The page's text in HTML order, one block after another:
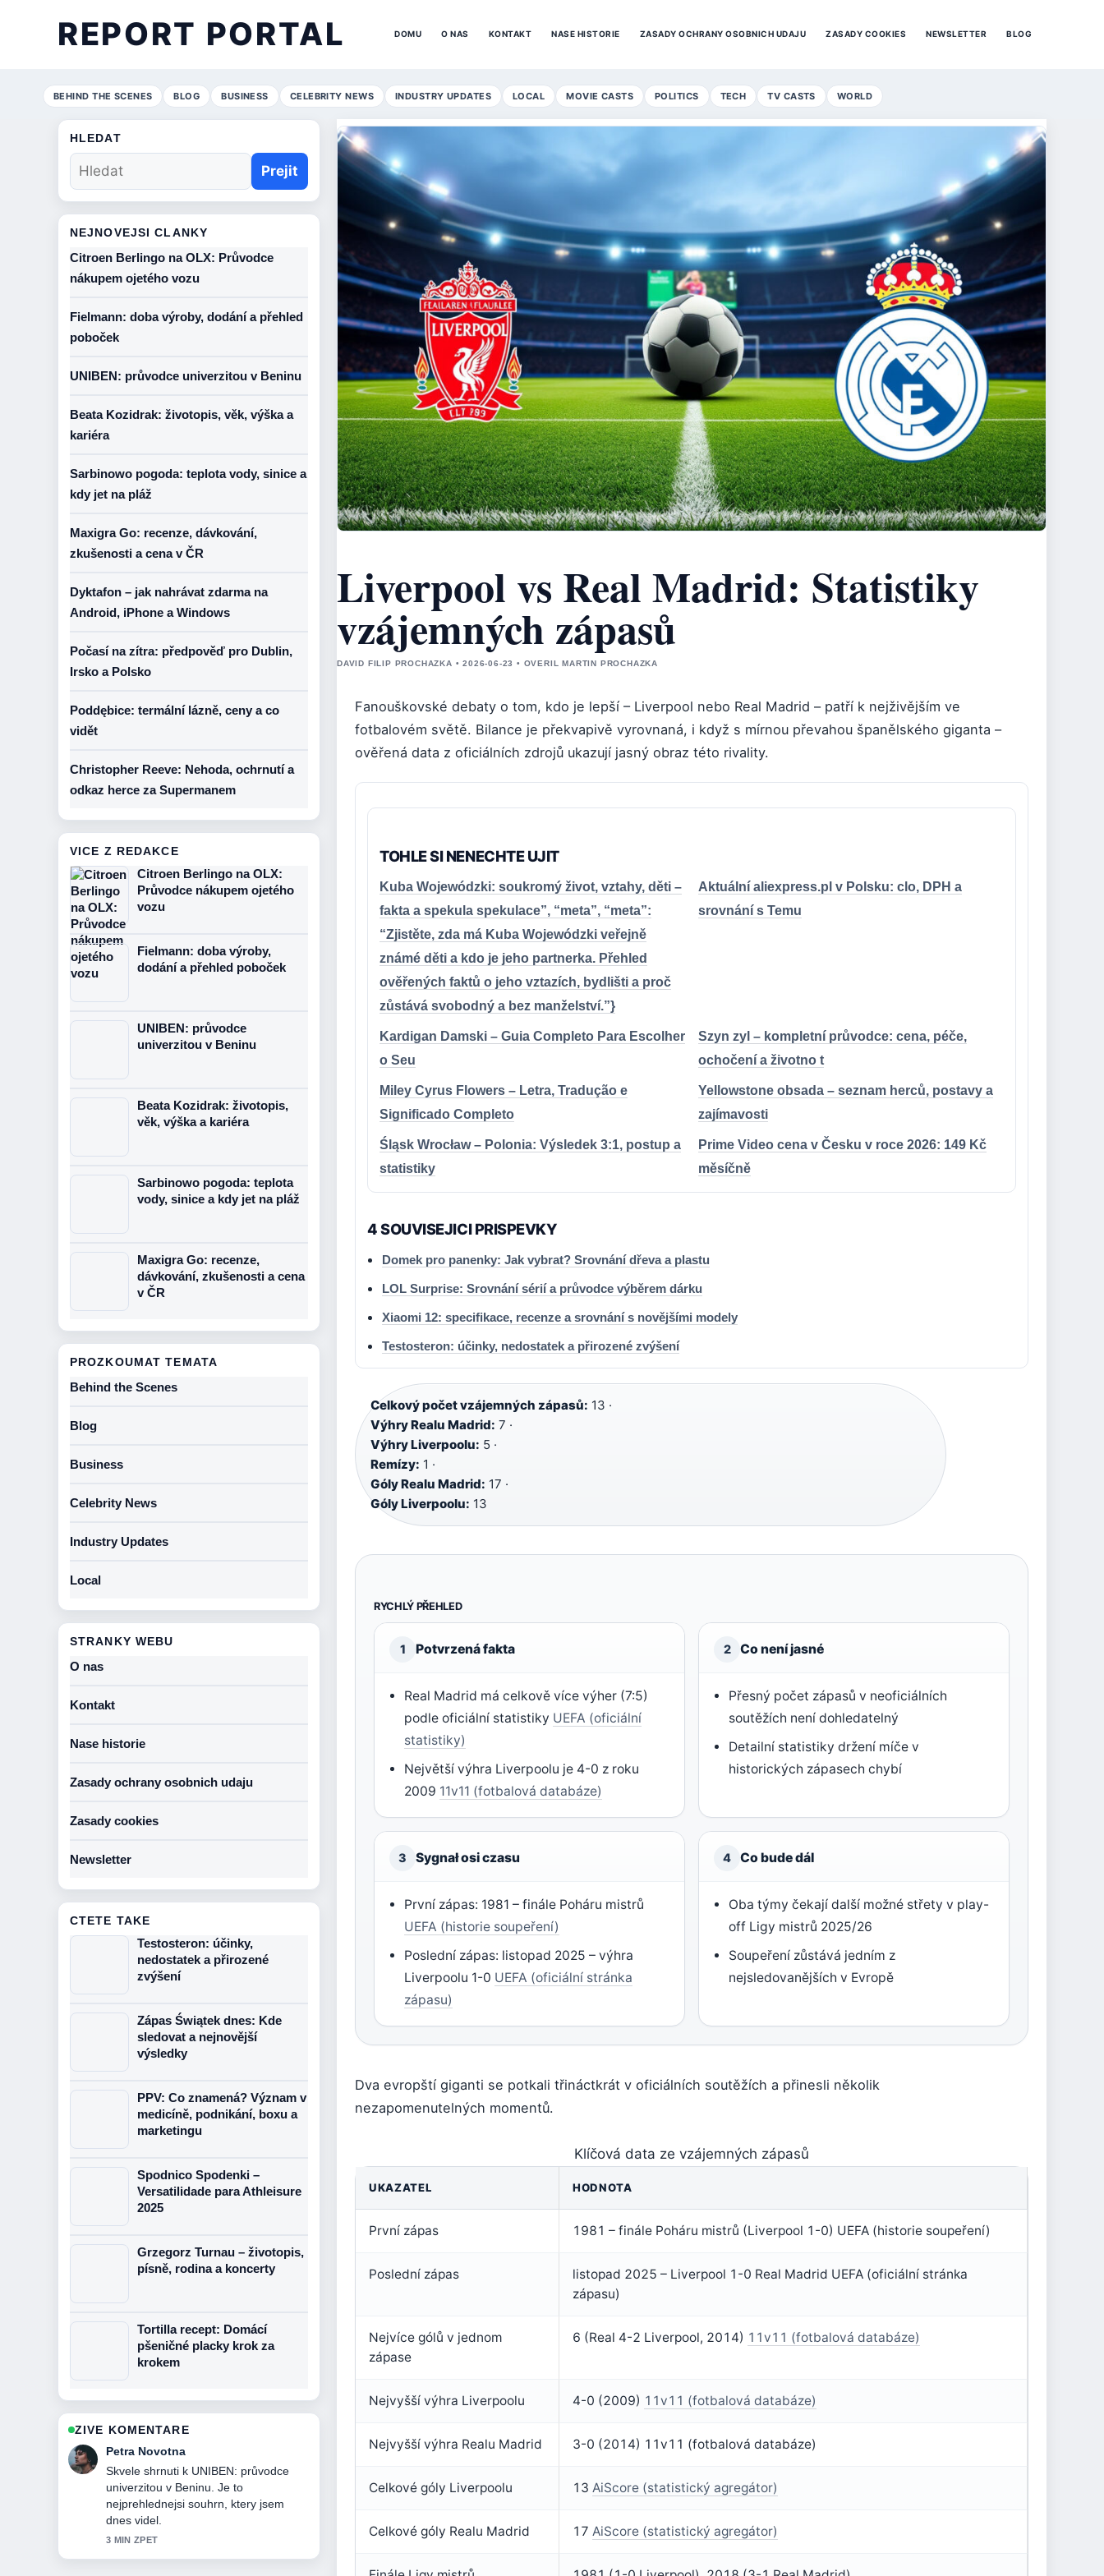
REPORT PORTAL DOMU O NAS KONTAKT NASE HISTORIE ZASADY OCHRANY OSOBNICH UDAJU ZASADY COOKIES NEWSLETTER BLOG
BEHIND THE SCENES BLOG BUSINESS CELEBRITY NEWS INDUSTRY UPDATES LOCAL MOVIE CASTS POLITICS TECH TV CASTS WORLD
Liverpool vs Real Madrid: Statistiky
vzájemných zápasů
DAVID FILIP PROCHAZKA • 2026-06-23 • OVERIL MARTIN PROCHAZKA
Fanouškovské debaty o tom, kdo je lepší – Liverpool nebo Real Madrid – patří k nejživějším ve
fotbalovém světě. Bilance je překvapivě vyrovnaná, i když s mírnou převahou španělského giganta –
ověřená data z oficiálních zdrojů ukazují jasný obraz této rivality.
TOHLE SI NENECHTE UJIT
Kuba Wojewódzki: soukromý život, vztahy, děti –
fakta a spekula spekulace”, “meta”, “meta”:
“Zjistěte, zda má Kuba Wojewódzki veřejně
známé děti a kdo je jeho partnerka. Přehled
ověřených faktů o jeho vztazích, bydlišti a proč
zůstává svobodný a bez manželství.”}
Aktuální aliexpress.pl v Polsku: clo, DPH a
srovnání s Temu
Kardigan Damski – Guia Completo Para Escolher
o Seu
Szyn zyl – kompletní průvodce: cena, péče,
ochočení a životno t
Miley Cyrus Flowers – Letra, Tradução e
Significado Completo
Yellowstone obsada – seznam herců, postavy a
zajímavosti
Śląsk Wrocław – Polonia: Výsledek 3:1, postup a
statistiky
Prime Video cena v Česku v roce 2026: 149 Kč
měsíčně
4 SOUVISEJICI PRISPEVKY
Domek pro panenky: Jak vybrat? Srovnání dřeva a plastu
LOL Surprise: Srovnání sérií a průvodce výběrem dárku
Xiaomi 12: specifikace, recenze a srovnání s novějšími modely
Testosteron: účinky, nedostatek a přirozené zvýšení
Celkový počet vzájemných zápasů: 13 ·
Výhry Realu Madrid: 7 ·
Výhry Liverpoolu: 5 ·
Remízy: 1 ·
Góly Realu Madrid: 17 ·
Góly Liverpoolu: 13
RYCHLÝ PŘEHLED
1 Potvrzená fakta
Real Madrid má celkově více výher (7:5)
podle oficiální statistiky UEFA (oficiální
statistiky)
Největší výhra Liverpoolu je 4-0 z roku
2009 11v11 (fotbalová databáze)
2 Co není jasné
Přesný počet zápasů v neoficiálních
soutěžích není dohledatelný
Detailní statistiky držení míče v
historických zápasech chybí
3 Sygnał osi czasu
První zápas: 1981 – finále Poháru mistrů
UEFA (historie soupeření)
Poslední zápas: listopad 2025 – výhra
Liverpoolu 1-0 UEFA (oficiální stránka
zápasu)
4 Co bude dál
Oba týmy čekají další možné střety v play-
off Ligy mistrů 2025/26
Soupeření zůstává jedním z
nejsledovanějších v Evropě
Dva evropští giganti se potkali třináctkrát v oficiálních soutěžích a přinesli několik
nezapomenutelných momentů.
Klíčová data ze vzájemných zápasů
UKAZATEL HODNOTA
První zápas 1981 – finále Poháru mistrů (Liverpool 1-0) UEFA (historie soupeření)
Poslední zápas
listopad 2025 – Liverpool 1-0 Real Madrid UEFA (oficiální stránka
zápasu)
Nejvíce gólů v jednom
zápase
6 (Real 4-2 Liverpool, 2014) 11v11 (fotbalová databáze)
Nejvyšší výhra Liverpoolu 4-0 (2009) 11v11 (fotbalová databáze)
Nejvyšší výhra Realu Madrid 3-0 (2014) 11v11 (fotbalová databáze)
Celkové góly Liverpoolu 13 AiScore (statistický agregátor)
Celkové góly Realu Madrid 17 AiScore (statistický agregátor)
HLEDAT
Prejit
NEJNOVEJSI CLANKY
Citroen Berlingo na OLX: Průvodce
nákupem ojetého vozu
Fielmann: doba výroby, dodání a přehled
poboček
UNIBEN: průvodce univerzitou v Beninu
Beata Kozidrak: životopis, věk, výška a
kariéra
Sarbinowo pogoda: teplota vody, sinice a
kdy jet na pláž
Maxigra Go: recenze, dávkování,
zkušenosti a cena v ČR
Dyktafon – jak nahrávat zdarma na
Android, iPhone a Windows
Počasí na zítra: předpověď pro Dublin,
Irsko a Polsko
Poddębice: termální lázně, ceny a co
vidět
Christopher Reeve: Nehoda, ochrnutí a
odkaz herce za Supermanem
VICE Z REDAKCE
Citroen Berlingo na OLX:
Průvodce nákupem ojetého
vozu
Fielmann: doba výroby,
dodání a přehled poboček
UNIBEN: průvodce
univerzitou v Beninu
Beata Kozidrak: životopis,
věk, výška a kariéra
Sarbinowo pogoda: teplota
vody, sinice a kdy jet na pláž
Maxigra Go: recenze,
dávkování, zkušenosti a cena
v ČR
PROZKOUMAT TEMATA
Behind the Scenes
Blog
Business
Celebrity News
Industry Updates
Local
STRANKY WEBU
O nas
Kontakt
Nase historie
Zasady ochrany osobnich udaju
Zasady cookies
Newsletter
CTETE TAKE
Testosteron: účinky,
nedostatek a přirozené
zvýšení
Zápas Świątek dnes: Kde
sledovat a nejnovější
výsledky
PPV: Co znamená? Význam v
medicíně, podnikání, boxu a
marketingu
Spodnico Spodenki –
Versatilidade para Athleisure
2025
Grzegorz Turnau – životopis,
písně, rodina a koncerty
Tortilla recept: Domácí
pšeničné placky krok za
krokem
ZIVE KOMENTARE
Jakub Dvorak
Sleduji Citroen Berlingo na OLX:
Průvodce nákupem ojetého... pozorne
a ocehuji vyvazeny ton.
5 MIN ZPET